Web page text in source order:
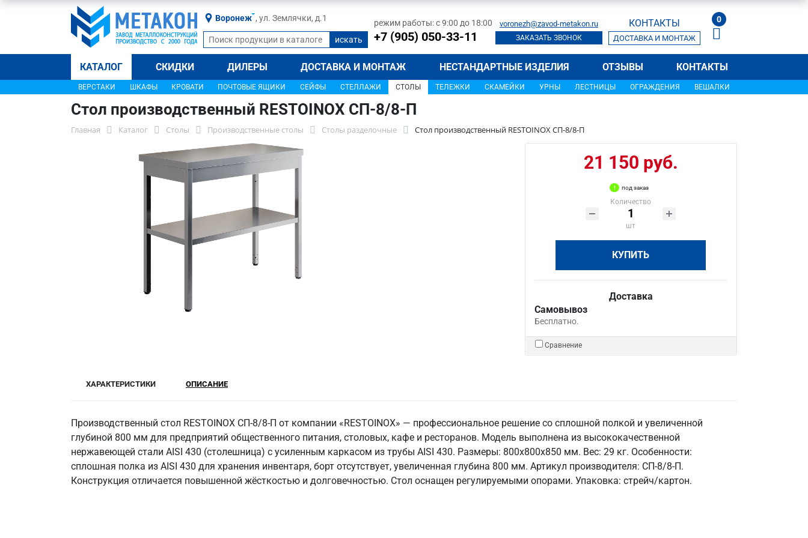
Воронеж , ул. Землячки, д.1 режим работы: с 9:00 до 18:00
+7 (905) 050-33-11
voronezh@zavod-metakon.ru
ЗАКАЗАТЬ ЗВОНОК
КОНТАКТЫ
ДОСТАВКА И МОНТАЖ
0
КАТАЛОГ СКИДКИ ДИЛЕРЫ ДОСТАВКА И МОНТАЖ НЕСТАНДАРТНЫЕ ИЗДЕЛИЯ ОТЗЫВЫ КОНТАКТЫ
ВЕРСТАКИ ШКАФЫ КРОВАТИ ПОЧТОВЫЕ ЯЩИКИ СЕЙФЫ СТЕЛЛАЖИ СТОЛЫ ТЕЛЕЖКИ СКАМЕЙКИ УРНЫ ЛЕСТНИЦЫ ОГРАЖДЕНИЯ ВЕШАЛКИ
Стол производственный RESTOINOX СП-8/8-П
Главная Каталог Столы Производственные столы Столы разделочные Стол производственный RESTOINOX СП-8/8-П
21 150 руб.
под заказ
Количество
шт
КУПИТЬ
Доставка
Самовывоз
Бесплатно.
Сравнение
ХАРАКТЕРИСТИКИ ОПИСАНИЕ
Производственный стол RESTOINOX СП-8/8-П от компании «RESTOINOX» — профессиональное решение со сплошной полкой и увеличенной
глубиной 800 мм для предприятий общественного питания, столовых, кафе и ресторанов. Модель выполнена из высококачественной
нержавеющей стали AISI 430 (столешница) с усиленным каркасом из трубы AISI 430. Размеры: 800x800x850 мм. Вес: 29 кг. Особенности:
сплошная полка из AISI 430 для хранения инвентаря, борт отсутствует, увеличенная глубина 800 мм. Артикул производителя: СП-8/8-П.
Конструкция отличается повышенной жёсткостью и долговечностью. Стол оснащен регулируемыми опорами. Упаковка: стрейч/картон.